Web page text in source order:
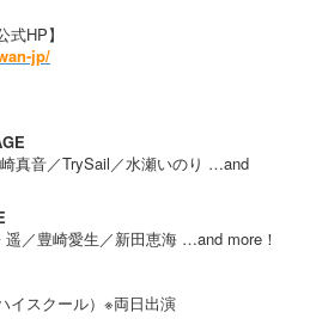
式HP】
jp/
真音／TrySail／水瀬いのり …and
／豊崎愛生／新田恵海 …and more！
イスクール）※両日出演